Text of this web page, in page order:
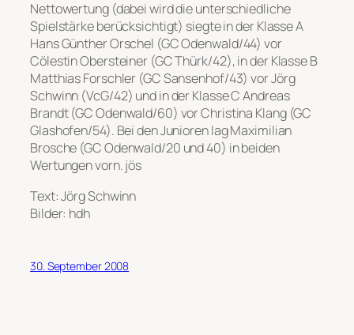
Nettowertung (dabei wird die unterschiedliche
Spielstärke berücksichtigt) siegte in der Klasse A
Hans Günther Orschel (GC Odenwald/44) vor
Cölestin Obersteiner (GC Thürk/42), in der Klasse B
Matthias Forschler (GC Sansenhof/43) vor Jörg
Schwinn (VcG/42) und in der Klasse C Andreas
Brandt (GC Odenwald/60) vor Christina Klang (GC
Glashofen/54). Bei den Junioren lag Maximilian
Brosche (GC Odenwald/20 und 40) in beiden
Wertungen vorn. jös
Text: Jörg Schwinn
Bilder: hdh
30. September 2008